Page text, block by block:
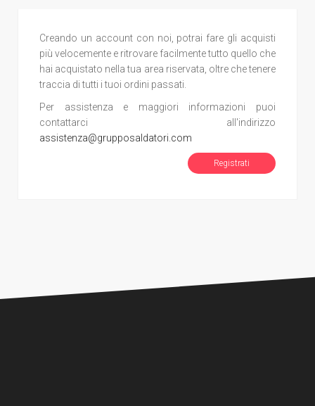
Creando un account con noi, potrai fare gli acquisti
più velocemente e ritrovare facilmente tutto quello che
hai acquistato nella tua area riservata, oltre che tenere
traccia di tutti i tuoi ordini passati.
Per assistenza e maggiori informazioni puoi
contattarci all'indirizzo
assistenza@grupposaldatori.com
Registrati